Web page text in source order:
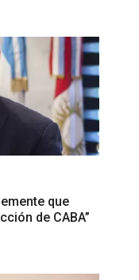
que
de CABA”